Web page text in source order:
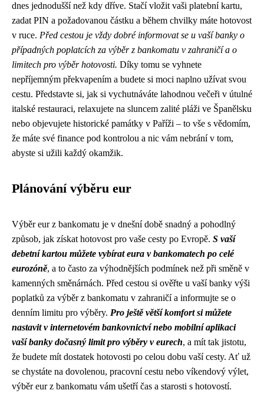
dnes jednodušší než kdy dříve. Stačí vložit vaši platební kartu,
zadat PIN a požadovanou částku a během chvilky máte hotovost
v ruce. Před cestou je vždy dobré informovat se u vaší banky o
případných poplatcích za výběr z bankomatu v zahraničí a o
limitech pro výběr hotovosti. Díky tomu se vyhnete
nepříjemným překvapením a budete si moci naplno užívat svou
cestu. Představte si, jak si vychutnáváte lahodnou večeři v útulné
italské restauraci, relaxujete na sluncem zalité pláži ve Španělsku
nebo objevujete historické památky v Paříži – to vše s vědomím,
že máte své finance pod kontrolou a nic vám nebrání v tom,
abyste si užili každý okamžik.
Plánování výběru eur
Výběr eur z bankomatu je v dnešní době snadný a pohodlný
způsob, jak získat hotovost pro vaše cesty po Evropě. S vaší
debetní kartou můžete vybírat eura v bankomatech po celé
eurozóně, a to často za výhodnějších podmínek než při směně v
kamenných směnárnách. Před cestou si ověřte u vaší banky výši
poplatků za výběr z bankomatu v zahraničí a informujte se o
denním limitu pro výběry. Pro ještě větší komfort si můžete
nastavit v internetovém bankovnictví nebo mobilní aplikaci
vaší banky dočasný limit pro výběry v eurech, a mít tak jistotu,
že budete mít dostatek hotovosti po celou dobu vaší cesty. Ať už
se chystáte na dovolenou, pracovní cestu nebo víkendový výlet,
výběr eur z bankomatu vám ušetří čas a starosti s hotovostí.